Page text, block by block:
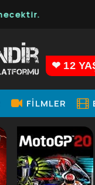
❤ 12
FILMLER